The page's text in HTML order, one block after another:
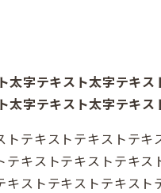
字テキスト太字テキス
字テキスト太字テキス
テキストテキストテキ
キストテキストテキス
ストテキストテキスト